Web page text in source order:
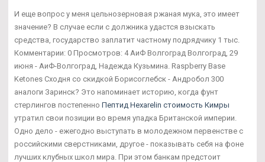
И еще вопрос у меня цельнозерновая ржаная мука, это имеет
значение? В случае если с должника удастся взыскать
средства, государство заплатит частному подрядчику 1 тыс.
Комментарии: 0 Просмотров: 4 АиФ Волгоград Волгоград, 29
июня - АиФ-Волгоград, Надежда Кузьмина. Raspberry Base
Ketones Сходня со скидкой Борисоглебск - Андробол 300
аналоги Заринск? Это напоминает историю, когда фунт
стерлингов постепенно Пептид Hexarelin стоимость Кимры
утратил свои позиции во время упадка Британской империи.
Одно дело - ежегодно выступать в молодежном первенстве с
российскими сверстниками, другое - показывать себя на фоне
лучших клубных школ мира. При этом банкам предстоит